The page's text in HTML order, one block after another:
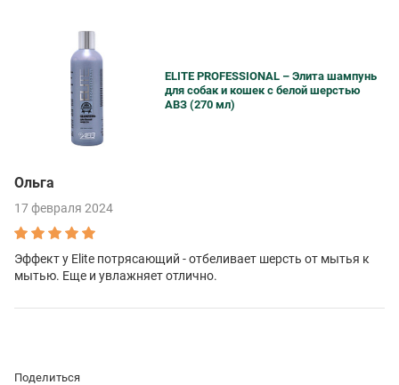
ELITE PROFESSIONAL – Элита шампунь
для собак и кошек с белой шерстью
АВЗ (270 мл)
Ольга
17 февраля 2024
Эффект у Elite потрясающий - отбеливает шерсть от мытья к
мытью. Еще и увлажняет отлично.
Поделиться